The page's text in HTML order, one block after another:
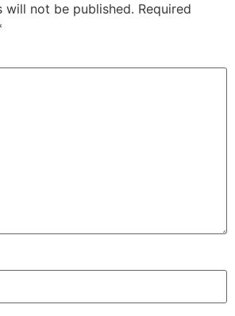
will not be published. Required